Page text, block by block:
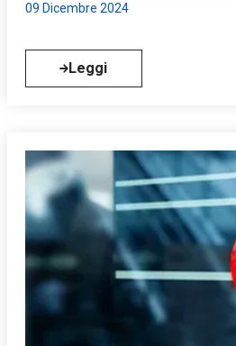
09 Dicembre 2024
Leggi